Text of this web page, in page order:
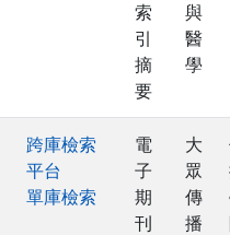
索
引
摘
要
與
醫
學
跨庫檢索
平台
單庫檢索
電
子
期
刊
大
眾
傳
播